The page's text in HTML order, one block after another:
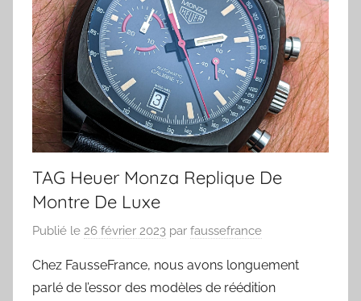
TAG Heuer Monza Replique De
Montre De Luxe
Publié le 26 février 2023 par faussefrance
Chez FausseFrance, nous avons longuement
parlé de l’essor des modèles de réédition